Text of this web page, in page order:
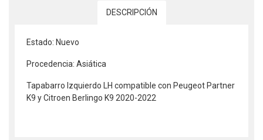
DESCRIPCIÓN
Estado: Nuevo
Procedencia: Asiática
Tapabarro Izquierdo LH compatible con Peugeot Partner
K9 y Citroen Berlingo K9 2020-2022